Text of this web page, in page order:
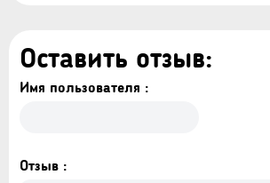
Оставить отзыв:
Имя пользователя :
Отзыв :